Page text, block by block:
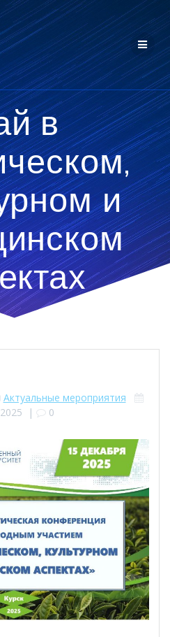
Перейти
к
контенту
в
и
Актуальные мероприятия
| 0